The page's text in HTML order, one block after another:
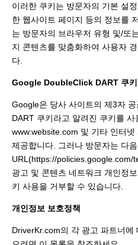
이러한 쿠키는 방문자의 기본 설
한 웹사이트 페이지 등의 정보를
는 방문자의 브라우저 유형 및/또
지 콘텐츠를 맞춤화하여 사용자
다.
Google DoubleClick DART 쿠키
Google은 당사 사이트의 제3자
DART 쿠키라고 알려진 쿠키를
www.website.com 및 기타 인터
제공합니다. 그러나 방문자는 다음
URL(https://policies.google.com/
광고 및 콘텐츠 네트워크 개인정
키 사용을 거부할 수 있습니다.
개인정보 보호정책
DriverKr.com의 각 광고 파트너